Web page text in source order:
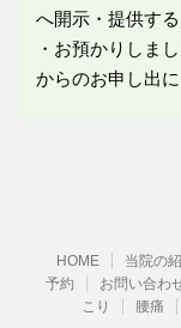
へ開示・提供す
・お預かりしま
からのお申し出
HOME 当院の
予約
お問い合わ
こり
腰痛